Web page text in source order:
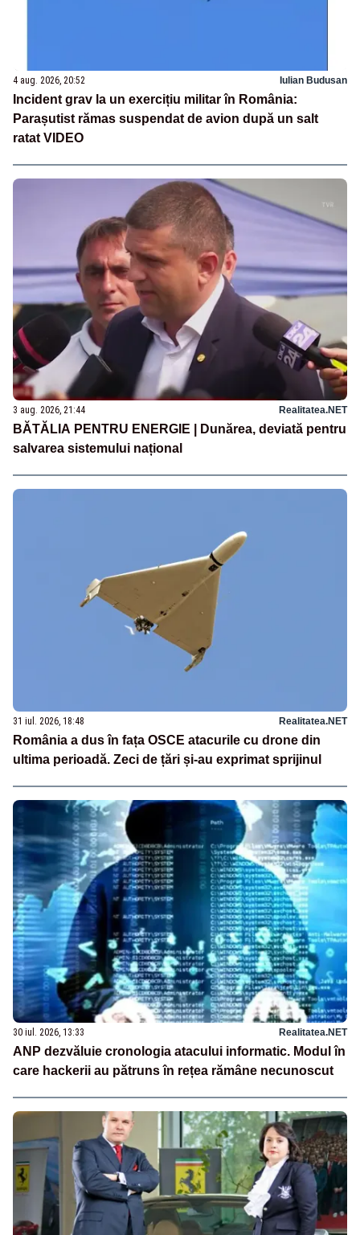
4 aug. 2026, 20:52 Iulian Budusan
Incident grav la un exercițiu militar în România:
Parașutist rămas suspendat de avion după un salt
ratat VIDEO
3 aug. 2026, 21:44 Realitatea.NET
BĂTĂLIA PENTRU ENERGIE | Dunărea, deviată pentru
salvarea sistemului național
31 iul. 2026, 18:48 Realitatea.NET
România a dus în fața OSCE atacurile cu drone din
ultima perioadă. Zeci de țări și-au exprimat sprijinul
30 iul. 2026, 13:33 Realitatea.NET
ANP dezvăluie cronologia atacului informatic. Modul în
care hackerii au pătruns în rețea rămâne necunoscut